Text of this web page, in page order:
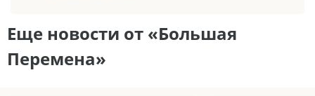
Еще новости от «Большая
Перемена»